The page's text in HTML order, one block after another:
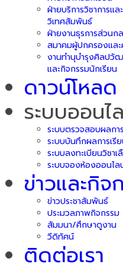
ฝ่ายบริการวิชาการและ
วิเทศสัมพันธ์
ฝ่ายงานธุรการส่วนก
สมาคมผู้ปกครองและ
งานทำนุบำรุงศิลปวั
และกิจกรรมนักเรียน
ดาวน์โหลด
ระบบออนไ
ระบบตรวจสอบผลกา
ระบบบันทึกผลการเรี
ระบบลงทะเบียนวิชาเ
ระบบจองห้องออนไล
ข่าวและกิจ
ข่าวประชาสัมพันธ์
ประมวลภาพกิจกรรม
สัมมนา/ศึกษาดูงาน
วีดิทัศน์
ติดต่อเรา